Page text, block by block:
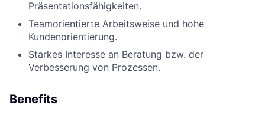
Präsentationsfähigkeiten.
Teamorientierte Arbeitsweise und hohe
Kundenorientierung.
Starkes Interesse an Beratung bzw. der
Verbesserung von Prozessen.
Benefits